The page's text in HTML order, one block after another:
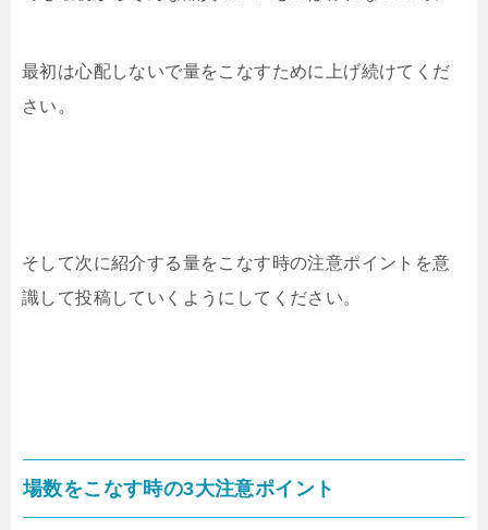
最初は心配しないで量をこなすために上げ続けてくだ
さい。
そして次に紹介する量をこなす時の注意ポイントを意
識して投稿していくようにしてください。
場数をこなす時の3大注意ポイント